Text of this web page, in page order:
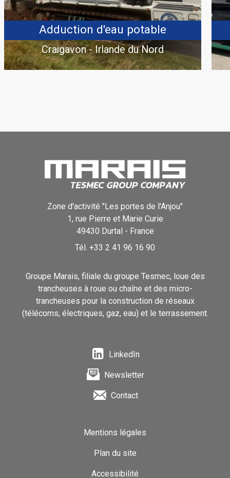
Adduction d'eau potable
Craigavon - Irlande du Nord
Zone d'activité "Les portes de l'Anjou"
1, rue Pierre et Marie Curie
49430 Durtal - France
Tél. +33 2 41 96 16 90
Groupe Marais, filiale du groupe Tesmec, loue des
trancheuses à roue ou chaîne et des micro-
trancheuses pour la construction de réseaux
(télécoms, électriques, gaz, eau) et le terrassement.
LinkedIn
Newsletter
Contact
Mentions légales
Plan du site
Accessibilité